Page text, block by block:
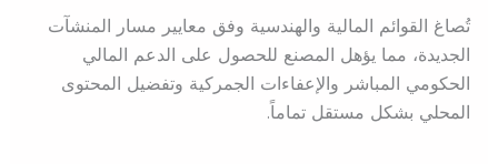
تُصاغ القوائم المالية والهندسية وفق معايير مسار المنشآت
الجديدة، مما يؤهل المصنع للحصول على الدعم المالي
الحكومي المباشر والإعفاءات الجمركية وتفضيل المحتوى
المحلي بشكل مستقل تماماً.